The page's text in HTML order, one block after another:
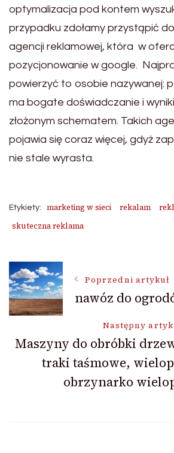
optymalizacja pod kontem
przypadku zdołamy przystąpić
agencji reklamowej, która w
pozycjonowanie w google.
powierzyć to osobie nazywanej:
ma bogate doświadczanie i
złożonym schematem. Takich
pojawia się coraz więcej, gdyż
nie stale wyrasta.
Etykiety: marketing w sieci rekalam
skuteczna reklama
Nawigacja
wpisu
Poprzedni artykuł
nawóz do
Następny
Maszyny do obróbki
traki taśmowe,
obrzynarko